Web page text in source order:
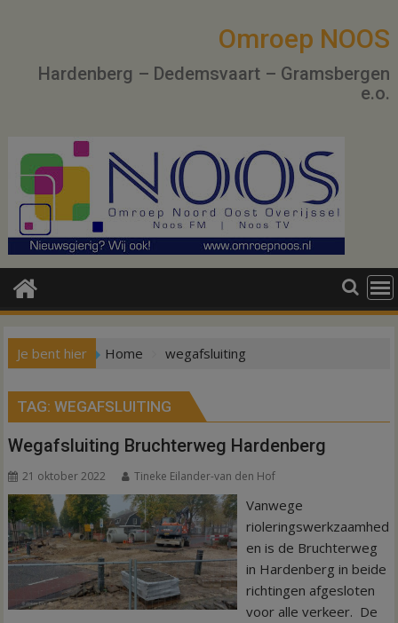
Omroep NOOS
Hardenberg – Dedemsvaart – Gramsbergen
e.o.
Je bent hier Home wegafsluiting
TAG:WEGAFSLUITING
Wegafsluiting Bruchterweg Hardenberg
21 oktober 2022 Tineke Eilander-van den Hof
Vanwege
rioleringswerkzaamhed
en is de Bruchterweg
in Hardenberg in beide
richtingen afgesloten
voor alle verkeer. De